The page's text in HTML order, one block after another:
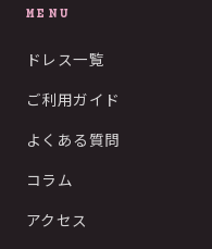
MENU
ドレス一覧
ご利用ガイド
よくある質問
コラム
アクセス